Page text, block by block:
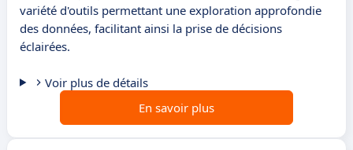
variété d'outils permettant une exploration approfondie
des données, facilitant ainsi la prise de décisions
éclairées.
Voir plus de détails
En savoir plus